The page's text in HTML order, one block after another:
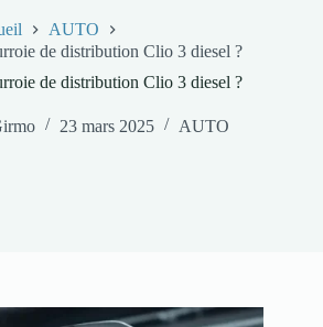
AUTO
de distribution Clio 3 diesel ?
de distribution Clio 3 diesel ?
23 mars 2025 AUTO